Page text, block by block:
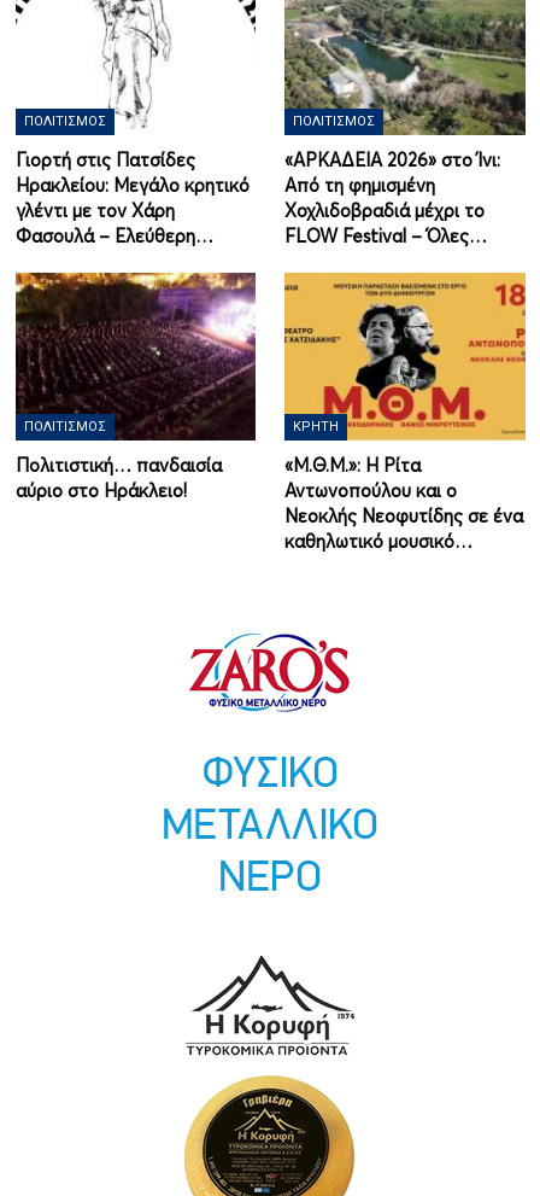
ΠΟΛΙΤΙΣΜΌΣ
Γιορτή στις Πατσίδες
Ηρακλείου: Μεγάλο κρητικό
γλέντι με τον Χάρη
Φασουλά – Ελεύθερη…
ΠΟΛΙΤΙΣΜΌΣ
«ΑΡΚΑΔΕΙΑ 2026» στο Ίνι:
Από τη φημισμένη
Χοχλιδοβραδιά μέχρι το
FLOW Festival – Όλες…
ΠΟΛΙΤΙΣΜΌΣ
Πολιτιστική… πανδαισία
αύριο στο Ηράκλειο!
ΚΡΉΤΗ
«Μ.Θ.Μ.»: Η Ρίτα
Αντωνοπούλου και ο
Νεοκλής Νεοφυτίδης σε ένα
καθηλωτικό μουσικό…